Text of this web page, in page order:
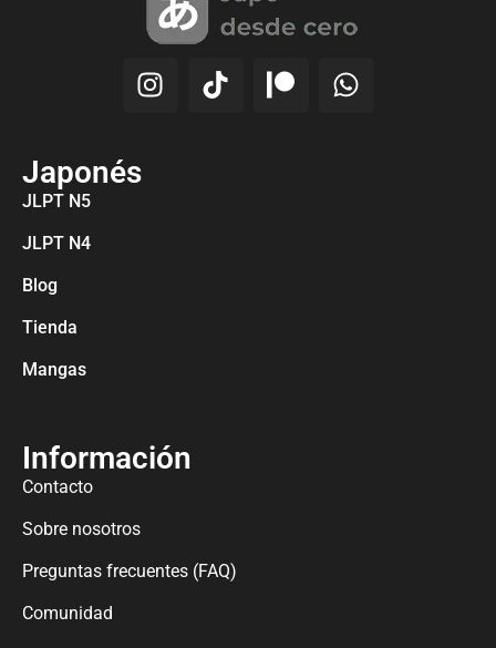
Japonés
JLPT N5
JLPT N4
Blog
Tienda
Mangas
Información
Contacto
Sobre nosotros
Preguntas frecuentes (FAQ)
Comunidad